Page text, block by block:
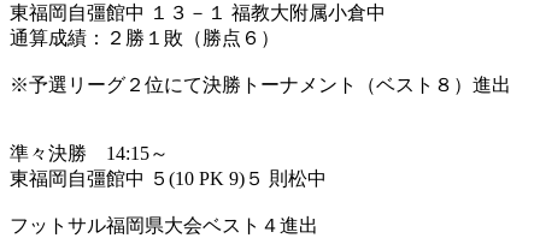
東福岡自彊館中 １３－１ 福教大附属小倉中
通算成績：２勝１敗（勝点６）
※予選リーグ２位にて決勝トーナメント（ベスト８）進出
準々決勝 14:15～
東福岡自彊館中 ５(10 PK 9)５ 則松中
フットサル福岡県大会ベスト４進出